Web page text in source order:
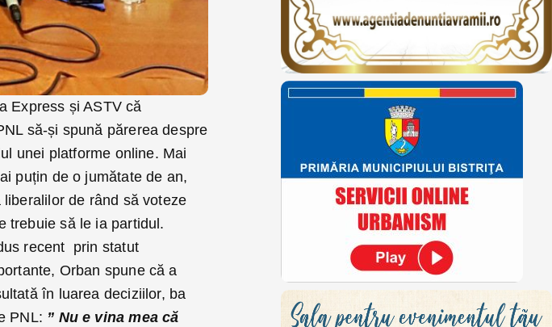
Express și ASTV că
să-și spună părerea despre
unei platforme online. Mai
puțin de o jumătate de an,
de rând să voteze
trebuie să le ia partidul.
recent prin statut
Orban spune că a
în luarea deciziilor, ba
PNL: ” Nu e vina mea că